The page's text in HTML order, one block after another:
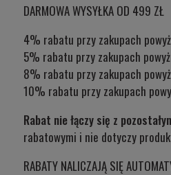
DARMOWA WYSYŁKA OD 499 ZŁ
4% rabatu przy zakupach
5% rabatu przy zakupach
8% rabatu przy zakupach
10% rabatu przy zakupach
Rabat nie łączy się z
rabatowymi i nie dotyczy
RABATY NALICZAJĄ SIĘ